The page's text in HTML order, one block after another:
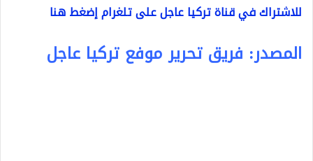
للاشتراك في قناة تركيا عاجل على تلغرام إضغط هنا
المصدر: فريق تحرير موفع تركيا عاجل